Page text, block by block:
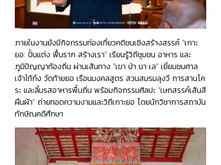
ภายในงานยังมีกิจกรรมท่องเที่ยวคติชนเชิงสร้างสรรค์ “เกาะ
ยอ: ปั้นแต่ง ฟื้นราก สร้างเรา” เรียนรู้วิถีชุมชน อาหาร และ
ภูมิปัญญาท้องถิ่น ผ่านเส้นทาง “เขา ป่า นา เล” เยี่ยมชมศาล
เจ้าไท้ก๋ง วัดท้ายยอ เรือนมงคลสูตร สวนสมรมลุงวี การสานโค
ระ และลิ้มรสอาหารพื้นถิ่น พร้อมกิจกรรมศิลปะ “เษกสรรค์เส้นสี
ผืนผ้า” ถ่ายทอดความงามและวิถีเกาะยอ โดยนักวิชาการสถาบัน
ทักษิณคดีศึกษา